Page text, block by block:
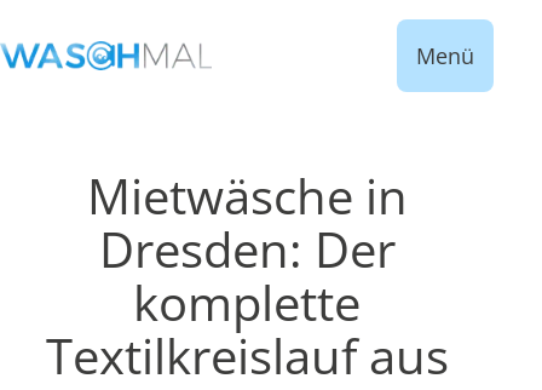
Menü
Mietwäsche in
Dresden: Der
komplette
Textilkreislauf aus